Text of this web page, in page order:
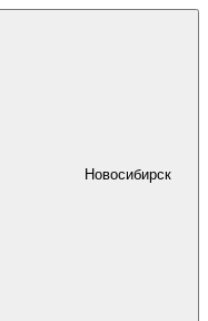
Новосибирск